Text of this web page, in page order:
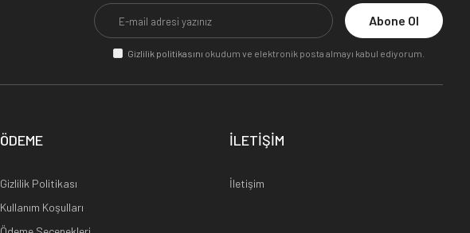
Abone Ol
Gizlilik politikasını okudum ve elektronik posta almayı kabul ediyorum.
ÖDEME
Gizlilik Politikası
Kullanım Koşulları
İLETİŞİM
İletişim